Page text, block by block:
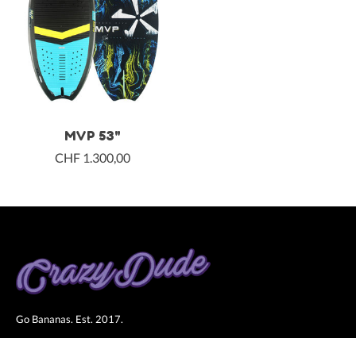
MVP 53"
CHF 1.300,00
Go Bananas. Est. 2017.